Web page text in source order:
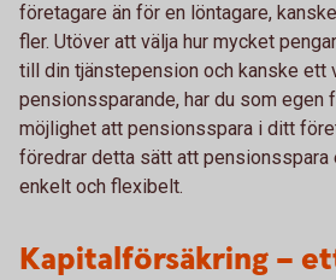
företagare än för en löntagare,
fler. Utöver att välja hur mycket
till din tjänstepension och kanske ett
pensionssparande, har du som egen
möjlighet att pensionsspara i ditt
föredrar detta sätt att pensionsspara
enkelt och flexibelt.
Kapitalförsäkring –